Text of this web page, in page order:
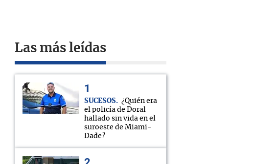
Las más leídas
SUCESOS
¿Quién era
el policía de Doral
hallado sin vida en el
suroeste de Miami-
Dade?